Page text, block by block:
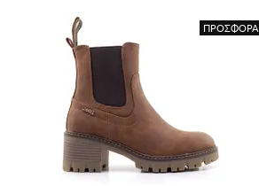
ΠΡΟΣΦΟΡΑ